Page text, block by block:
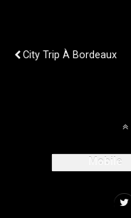
City Trip À Bordeaux
Mobile